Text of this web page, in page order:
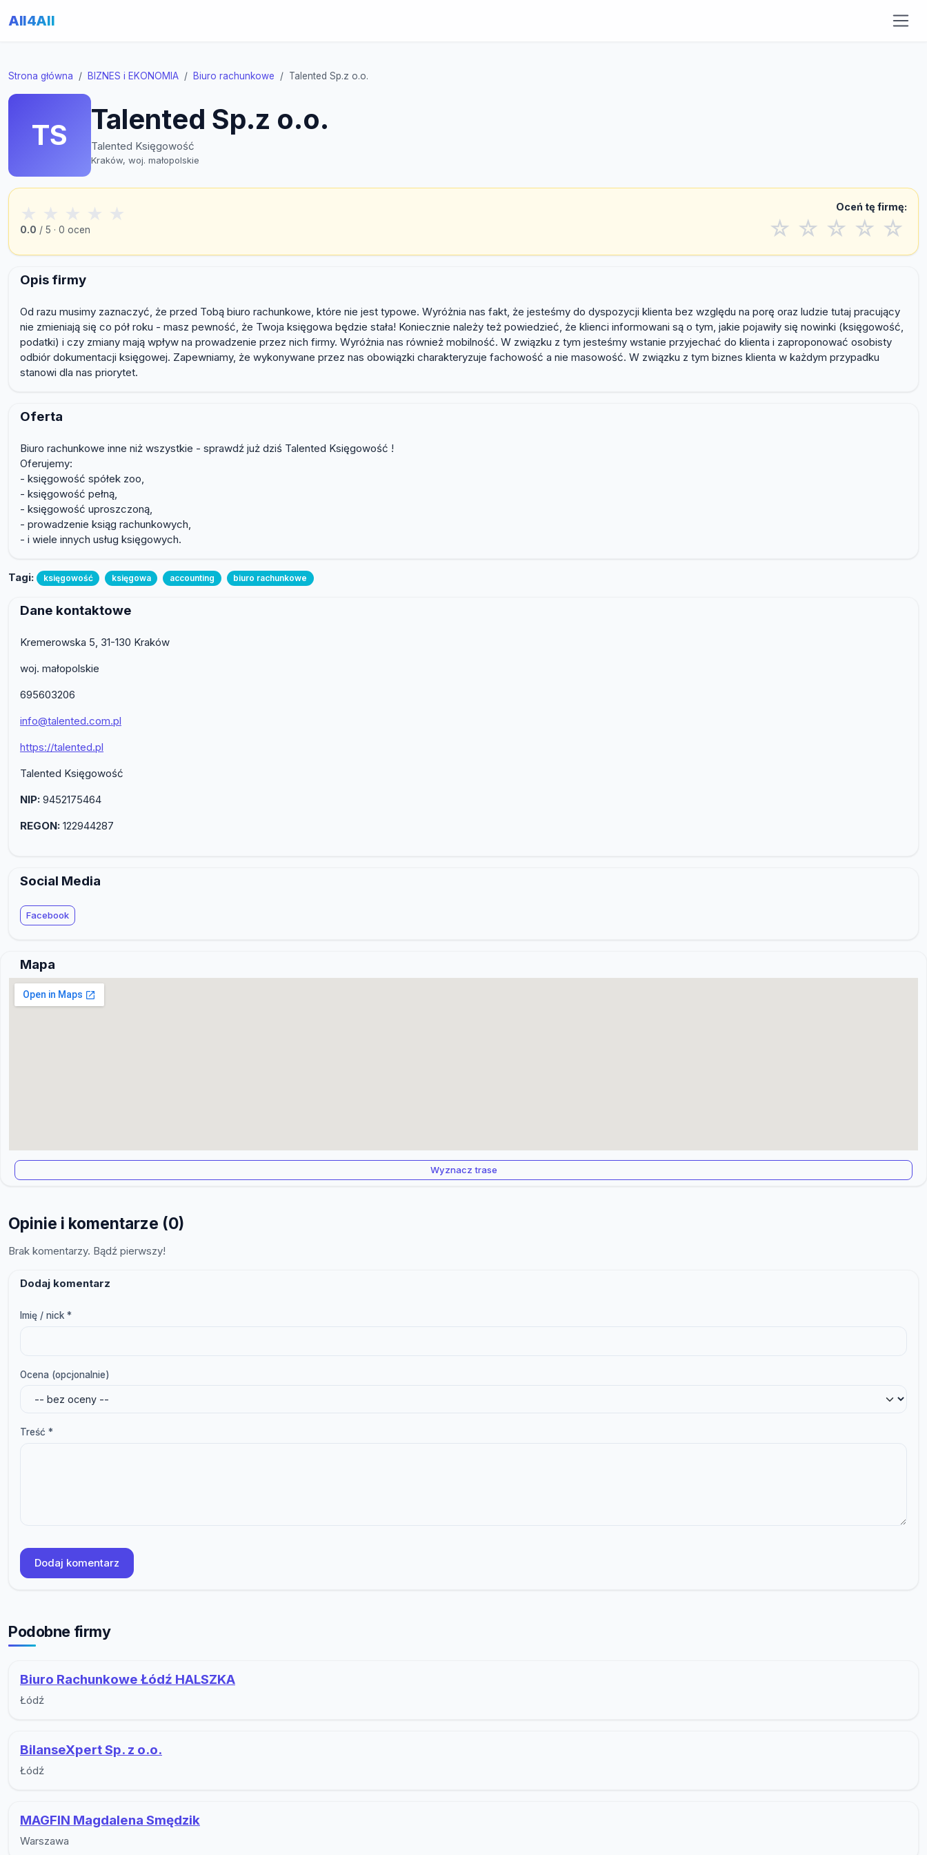
All4All
Strona główna BIZNES i EKONOMIA Biuro rachunkowe Talented Sp.z o.o.
TS Talented Sp.z o.o.
Talented Księgowość
Kraków, woj. małopolskie
★ ★ ★ ★ ★
0.0 / 5 · 0 ocen
Oceń tę firmę:
☆ ☆ ☆ ☆ ☆
Opis firmy
Od razu musimy zaznaczyć, że przed Tobą biuro rachunkowe, które nie jest typowe. Wyróżnia nas fakt, że jesteśmy do dyspozycji klienta bez względu na porę oraz ludzie tutaj pracujący
nie zmieniają się co pół roku - masz pewność, że Twoja księgowa będzie stała! Koniecznie należy też powiedzieć, że klienci informowani są o tym, jakie pojawiły się nowinki (księgowość,
podatki) i czy zmiany mają wpływ na prowadzenie przez nich firmy. Wyróżnia nas również mobilność. W związku z tym jesteśmy wstanie przyjechać do klienta i zaproponować osobisty
odbiór dokumentacji księgowej. Zapewniamy, że wykonywane przez nas obowiązki charakteryzuje fachowość a nie masowość. W związku z tym biznes klienta w każdym przypadku
stanowi dla nas priorytet.
Oferta
Biuro rachunkowe inne niż wszystkie - sprawdź już dziś Talented Księgowość !
Oferujemy:
- księgowość spółek zoo,
- księgowość pełną,
- księgowość uproszczoną,
- prowadzenie ksiąg rachunkowych,
- i wiele innych usług księgowych.
Tagi: księgowość księgowa accounting biuro rachunkowe
Dane kontaktowe
Kremerowska 5, 31-130 Kraków
woj. małopolskie
695603206
info@talented.com.pl
https://talented.pl
Talented Księgowość
NIP: 9452175464
REGON: 122944287
Social Media
Facebook
Mapa
Wyznacz trase
Opinie i komentarze (0)
Brak komentarzy. Bądź pierwszy!
Dodaj komentarz
Imię / nick *
Ocena (opcjonalnie)
Treść *
Dodaj komentarz
Podobne firmy
Biuro Rachunkowe Łódź HALSZKA
Łódź
BilanseXpert Sp. z o.o.
Łódź
MAGFIN Magdalena Smędzik
Warszawa